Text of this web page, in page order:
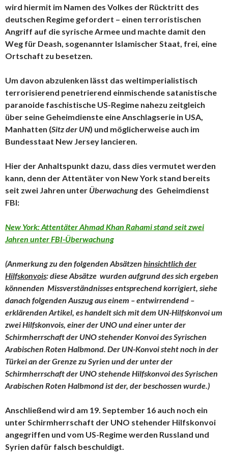
wird hiermit im Namen des Volkes der Rücktritt des
deutschen Regime gefordert – einen terroristischen
Angriff auf die syrische Armee und machte damit den
Weg für Deash, sogenannter Islamischer Staat, frei, eine
Ortschaft zu besetzen.
Um davon abzulenken lässt das weltimperialistisch
terrorisierend penetrierend einmischende satanistische
paranoide faschistische US-Regime nahezu zeitgleich
über seine Geheimdienste eine Anschlagserie in USA,
Manhatten (Sitz der UN) und möglicherweise auch im
Bundesstaat New Jersey lancieren.
Hier der Anhaltspunkt dazu, dass dies vermutet werden
kann, denn der Attentäter von New York stand bereits
seit zwei Jahren unter Überwachung des Geheimdienst
FBI:
New York: Attentäter Ahmad Khan Rahami stand seit zwei
Jahren unter FBI-Überwachung
(Anmerkung zu den folgenden Absätzen hinsichtlich der
Hilfskonvois: diese Absätze wurden aufgrund des sich ergeben
könnenden Missverständnisses entsprechend korrigiert, siehe
danach folgenden Auszug aus einem – entwirrendend –
erklärenden Artikel, es handelt sich mit dem UN-Hilfskonvoi um
zwei Hilfskonvois, einer der UNO und einer unter der
Schirmherrschaft der UNO stehender Konvoi des Syrischen
Arabischen Roten Halbmond. Der UN-Konvoi steht noch in der
Türkei an der Grenze zu Syrien und der unter der
Schirmherrschaft der UNO stehende Hilfskonvoi des Syrischen
Arabischen Roten Halbmond ist der, der beschossen wurde.)
Anschließend wird am 19. September 16 auch noch ein
unter Schirmherrschaft der UNO stehender Hilfskonvoi
angegriffen und vom US-Regime werden Russland und
Syrien dafür falsch beschuldigt.